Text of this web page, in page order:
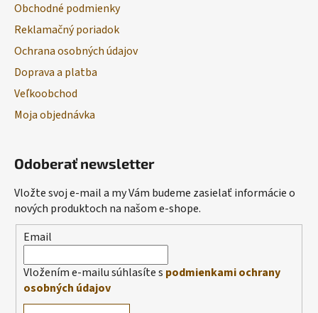
Obchodné podmienky
Reklamačný poriadok
Ochrana osobných údajov
Doprava a platba
Veľkoobchod
Moja objednávka
Odoberať newsletter
Vložte svoj e-mail a my Vám budeme zasielať informácie o
nových produktoch na našom e-shope.
Email
Vložením e-mailu súhlasíte s podmienkami ochrany
osobných údajov